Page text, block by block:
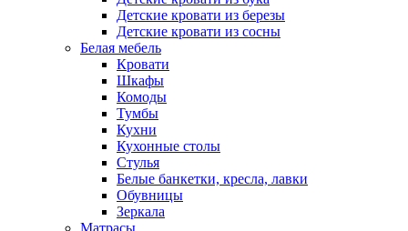
Детские кровати из березы
Детские кровати из сосны
Белая мебель
Кровати
Шкафы
Комоды
Тумбы
Кухни
Кухонные столы
Стулья
Белые банкетки, кресла, лавки
Обувницы
Зеркала
Матрасы